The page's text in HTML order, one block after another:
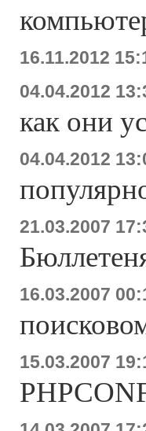
16.11.2012
04.04.2012
как они
04.04.2012
21.03.2007
16.03.2007
15.03.2007